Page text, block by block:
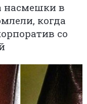
насмешки в
когда
со